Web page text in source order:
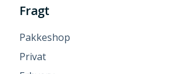
Fragt
Pakkeshop
Privat